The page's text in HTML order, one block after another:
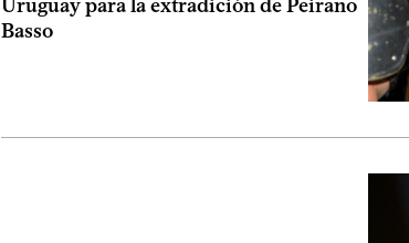
Uruguay para la extradición de Peirano
Basso